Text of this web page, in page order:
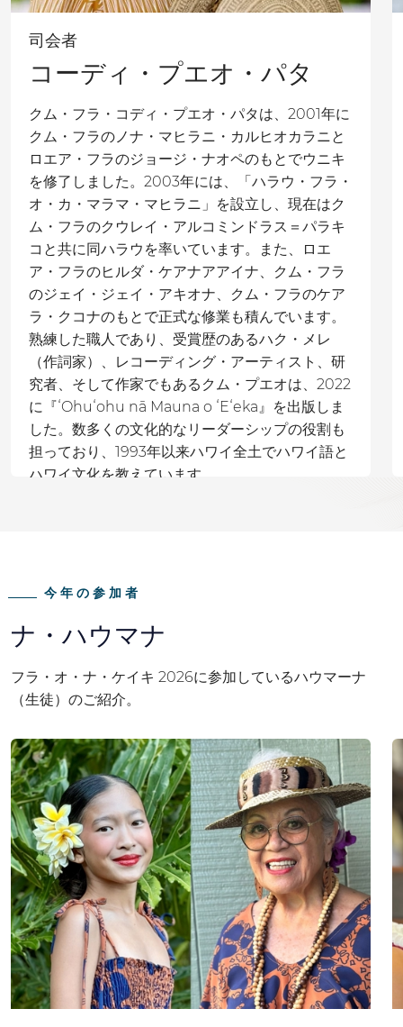
司会者
コーディ・プエオ・パタ
クム・フラ・コディ・プエオ・パタは、2001年に
クム・フラのノナ・マヒラニ・カルヒオカラニと
ロエア・フラのジョージ・ナオペのもとでウニキ
を修了しました。2003年には、「ハラウ・フラ・
オ・カ・マラマ・マヒラニ」を設立し、現在はク
ム・フラのクウレイ・アルコミンドラス＝パラキ
コと共に同ハラウを率いています。また、ロエ
ア・フラのヒルダ・ケアナアアイナ、クム・フラ
のジェイ・ジェイ・アキオナ、クム・フラのケア
ラ・クコナのもとで正式な修業も積んでいます。
熟練した職人であり、受賞歴のあるハク・メレ
（作詞家）、レコーディング・アーティスト、研
究者、そして作家でもあるクム・プエオは、2022
に『ʻOhuʻohu nā Mauna o ʻEʻeka』を出版しま
した。数多くの文化的なリーダーシップの役割も
担っており、1993年以来ハワイ全土でハワイ語と
ハワイ文化を教えています。
今年の参加者
ナ・ハウマナ
フラ・オ・ナ・ケイキ 2026に参加しているハウマーナ
（生徒）のご紹介。